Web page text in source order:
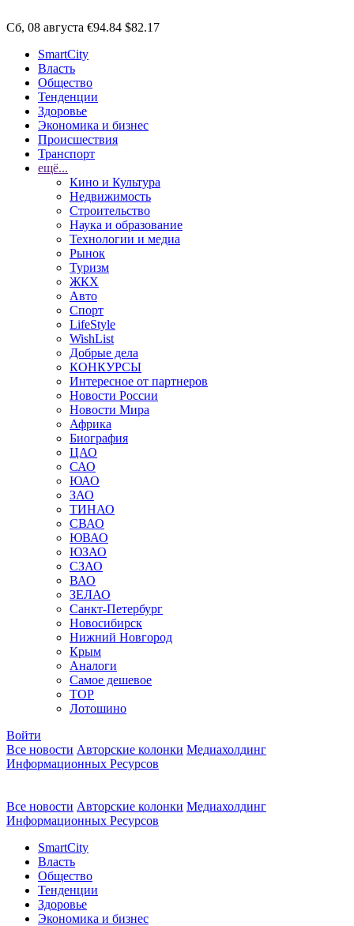
Сб, 08 августа €94.84 $82.17
SmartCity
Власть
Общество
Тенденции
Здоровье
Экономика и бизнес
Происшествия
Транспорт
ещё...
Кино и Культура
Недвижимость
Строительство
Наука и образование
Технологии и медиа
Рынок
Туризм
ЖКХ
Авто
Спорт
LifeStyle
WishList
Добрые дела
КОНКУРСЫ
Интересное от партнеров
Новости России
Новости Мира
Африка
Биография
ЦАО
САО
ЮАО
ЗАО
ТИНАО
СВАО
ЮВАО
ЮЗАО
СЗАО
ВАО
ЗЕЛАО
Санкт-Петербург
Новосибирск
Нижний Новгород
Крым
Аналоги
Самое дешевое
TOP
Лотошино
Войти
Все новости Авторские колонки Медиахолдинг
Информационных Ресурсов
Все новости Авторские колонки Медиахолдинг
Информационных Ресурсов
SmartCity
Власть
Общество
Тенденции
Здоровье
Экономика и бизнес